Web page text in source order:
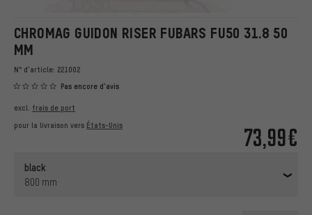
CHROMAG GUIDON RISER FUBARS FU50 31.8 50
MM
N° d'article: 221002
Pas encore d'avis
73,99€
excl. frais de port
pour la livraison vers États-Unis
black
800 mm